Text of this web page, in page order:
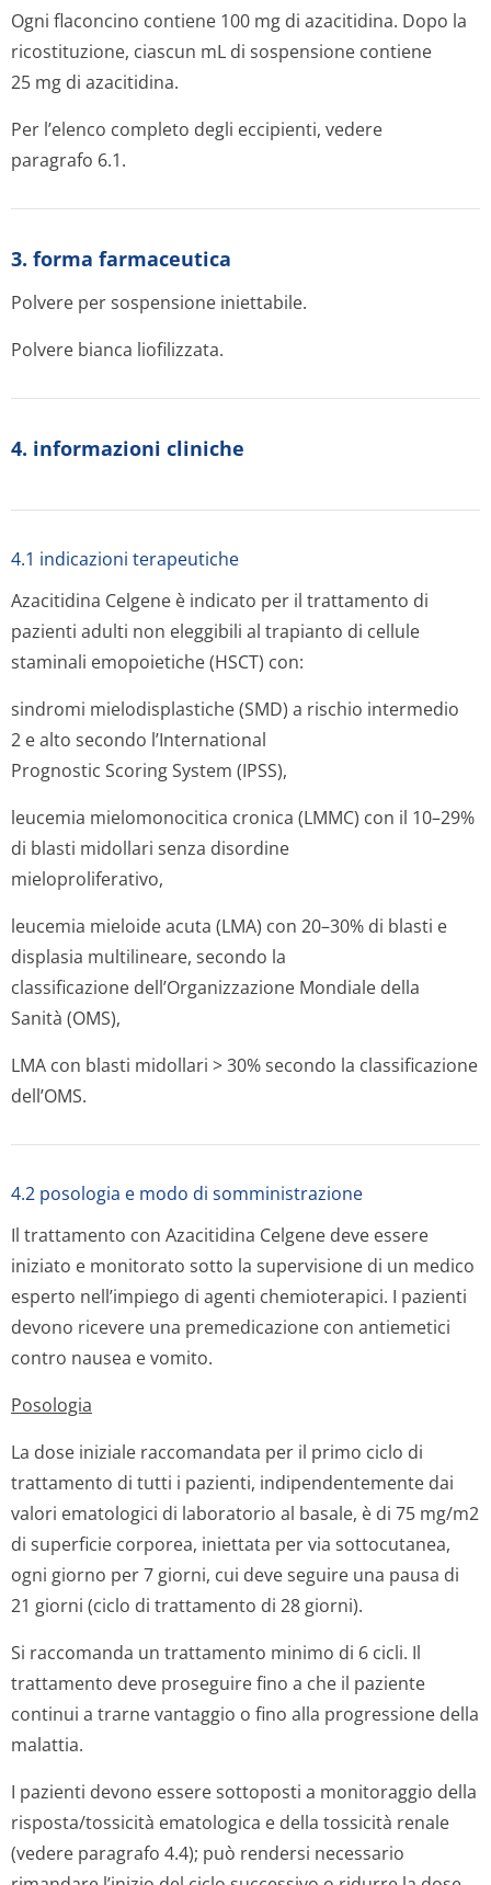
Ogni flaconcino contiene 100 mg di azacitidina. Dopo la
ricostituzione, ciascun mL di sospensione contiene
25 mg di azacitidina.
Per l’elenco completo degli eccipienti, vedere
paragrafo 6.1.
3. forma farmaceutica
Polvere per sospensione iniettabile.
Polvere bianca liofilizzata.
4. informazioni cliniche
4.1 indicazioni terapeutiche
Azacitidina Celgene è indicato per il trattamento di
pazienti adulti non eleggibili al trapianto di cellule
staminali emopoietiche (HSCT) con:
sindromi mielodisplastiche (SMD) a rischio intermedio
2 e alto secondo l’International
Prognostic Scoring System (IPSS),
leucemia mielomonocitica cronica (LMMC) con il 10–29%
di blasti midollari senza disordine
mieloproliferativo,
leucemia mieloide acuta (LMA) con 20–30% di blasti e
displasia multilineare, secondo la
classificazione dell’Organizzazione Mondiale della
Sanità (OMS),
LMA con blasti midollari > 30% secondo la classificazione
dell’OMS.
4.2 posologia e modo di somministrazione
Il trattamento con Azacitidina Celgene deve essere
iniziato e monitorato sotto la supervisione di un medico
esperto nell’impiego di agenti chemioterapici. I pazienti
devono ricevere una premedicazione con antiemetici
contro nausea e vomito.
Posologia
La dose iniziale raccomandata per il primo ciclo di
trattamento di tutti i pazienti, indipendentemente dai
valori ematologici di laboratorio al basale, è di 75 mg/m2
di superficie corporea, iniettata per via sottocutanea,
ogni giorno per 7 giorni, cui deve seguire una pausa di
21 giorni (ciclo di trattamento di 28 giorni).
Si raccomanda un trattamento minimo di 6 cicli. Il
trattamento deve proseguire fino a che il paziente
continui a trarne vantaggio o fino alla progressione della
malattia.
I pazienti devono essere sottoposti a monitoraggio della
risposta/tossicità ematologica e della tossicità renale
(vedere paragrafo 4.4); può rendersi necessario